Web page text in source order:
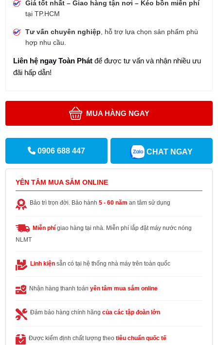
Giá tốt nhất – Giao hàng tận nơi – Kéo bồn miễn phí
tại TP.HCM
Tư vấn chuyên nghiệp , hỗ trợ lựa chọn sản phẩm phù
hợp nhu cầu.
Liên hệ ngay Toàn Phát để được tư vấn và nhận nhiều ưu
đãi hấp dẫn!
MUA HÀNG NGAY
0906 688 447 CHAT NGAY
YÊN TÂM MUA SẮM ONLINE
Bảo trì trọn đời. Bảo hành5 - 60 năm an tâm sử dụng
Miễn phí giao hàng tại nhà. Miễn phí lắp đặt máy nước nóng
NLMT
Linh kiện sẵn có tại hệ thống nhà máy trên toàn quốc
Nhận hàng thanh toányên tâm mua sắm online
Đảm bảo hàng chính hãngcủa các tập đoàn lớn
Được kiểm định chất lượng theotiêu chuẩn quốc tế